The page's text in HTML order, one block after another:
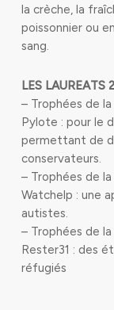
la crèche, la
poissonnier ou
sang.
LES LAUREATS
– Trophées de
Pylote : pour le
permettant de
conservateurs.
– Trophées de
Watchelp : une
autistes.
– Trophées de
Rester31 : des
réfugiés